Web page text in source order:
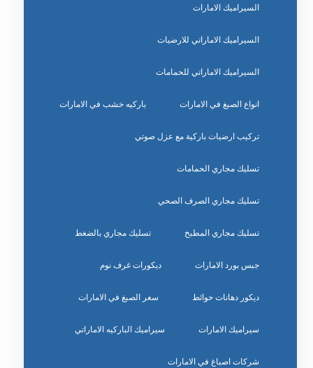
السيراميك الامارات
السيراميك الاماراتي للارضيات
السيراميك الاماراتي للحمامات
انواع الصبغ في الامارات باركيه خشب في الامارات
تركيب ارضيات باركية مع عزل صوتي
تسليك مجاري الحمامات
تسليك مجاري الصرف الصحي
تسليك مجاري المطبخ تسليك مجاري بالضغط
جبس بورد الامارات ديكورات غرف نوم
ديكور دهانات حوائط سعر الصبغ في الامارات
سيراميك الامارات سيراميك الباركيه الاماراتي
شركات اصباغ في الامارات